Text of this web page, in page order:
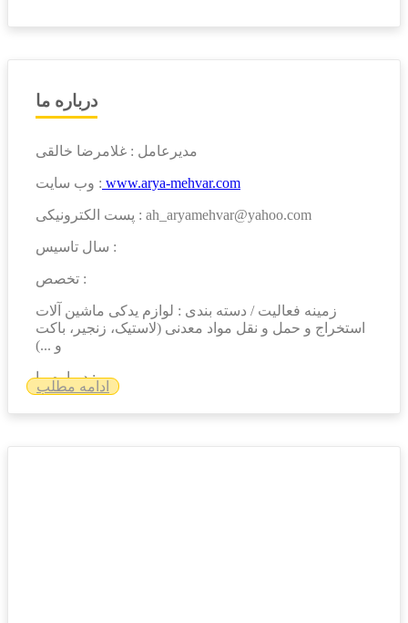
درباره ما
مدیرعامل : غلامرضا خالقی
وب سایت : www.arya-mehvar.com
پست الکترونیکی : ah_aryamehvar@yahoo.com
سال تاسیس :
تخصص :
زمینه فعالیت / دسته بندی : لوازم یدکی ماشین آلات
استخراج و حمل و نقل مواد معدنی (لاستیک، زنجیر، باکت
و ...)
درباره ما :
ادامه مطلب